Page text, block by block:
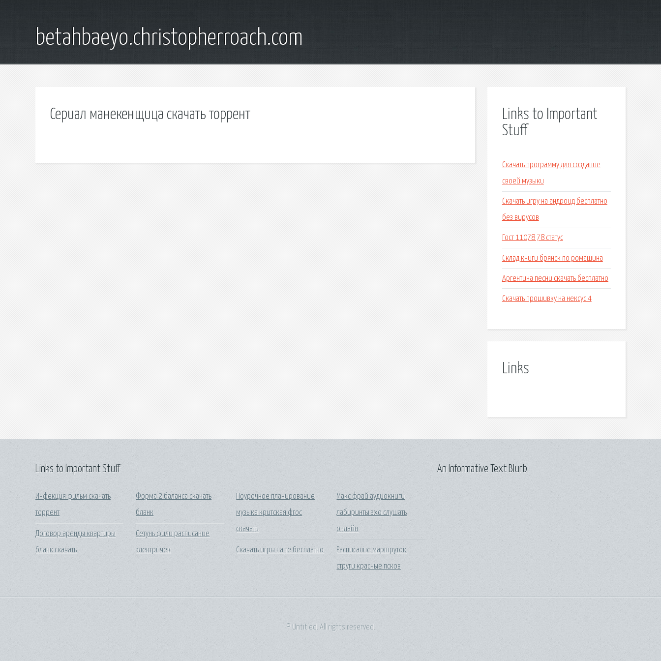
betahbaeyo.christopherroach.com
Сериал манекенщица скачать торрент
Links to Important
Stuff
Скачать программу для создание
своей музыки
Скачать игру на андроид бесплатно
без вирусов
Гост 11078 78 статус
Склад книги брянск по ромашина
Аргентина песни скачать бесплатно
Скачать прошивку на нексус 4
Links
Links to Important Stuff
Инфекция фильм скачать
торрент
Договор аренды квартиры
бланк скачать
Форма 2 баланса скачать
бланк
Сетунь фили расписание
электричек
Поурочное планирование
музыка критская фгос
скачать
Скачать игры на те бесплатно
Макс фрай аудиокниги
лабиринты эхо слушать
онлайн
Расписание маршруток
струги красные псков
An Informative Text Blurb
© Untitled. All rights reserved.